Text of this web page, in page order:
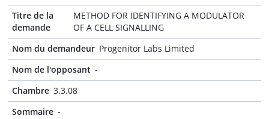
Titre de la
demande
METHOD FOR IDENTIFYING A MODULATOR
OF A CELL SIGNALLING
Nom du demandeur Progenitor Labs Limited
Nom de l'opposant -
Chambre 3.3.08
Sommaire -